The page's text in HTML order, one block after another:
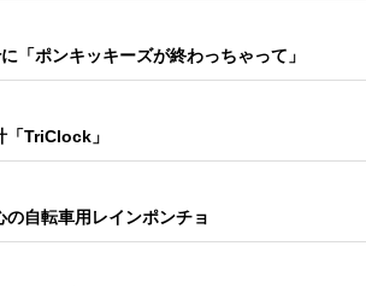
「ポンキッキーズが終わっちゃって」
「TriClock」
自転車用レインポンチョ